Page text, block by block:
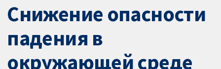
Снижение опасности
падения в
окружающей среде